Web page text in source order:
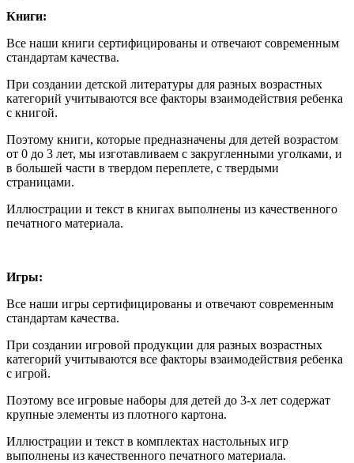
Книги:
Все наши книги сертифицированы и отвечают современным
стандартам качества.
При создании детской литературы для разных возрастных
категорий учитываются все факторы взаимодействия ребенка
с книгой.
Поэтому книги, которые предназначены для детей возрастом
от 0 до 3 лет, мы изготавливаем с закругленными уголками, и
в большей части в твердом переплете, с твердыми
страницами.
Иллюстрации и текст в книгах выполнены из качественного
печатного материала.
Игры:
Все наши игры сертифицированы и отвечают современным
стандартам качества.
При создании игровой продукции для разных возрастных
категорий учитываются все факторы взаимодействия ребенка
с игрой.
Поэтому все игровые наборы для детей до 3-х лет содержат
крупные элементы из плотного картона.
Иллюстрации и текст в комплектах настольных игр
выполнены из качественного печатного материала.